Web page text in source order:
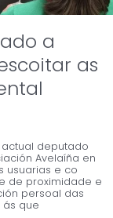
a
as
actual deputado
Avelaíña en
usuarias e co
de proximidade e
persoal das
ás que